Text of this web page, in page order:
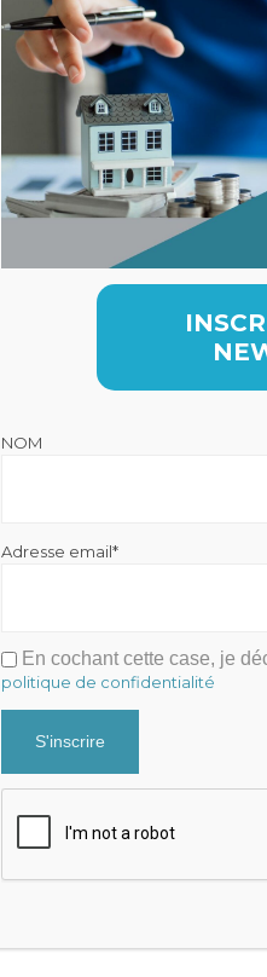
NOM
Adresse email*
En cochant cette case, je
politique de confidentialité